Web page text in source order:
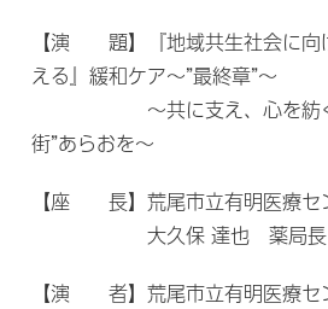
【演 題】『地域共生社会に向
える』緩和ケア～”最終章”～
～共に支え、心を紡ぐ
街”あらおを～
【座 長】荒尾市立有明医療セ
大久保 達也 薬局長
【演 者】荒尾市立有明医療セ